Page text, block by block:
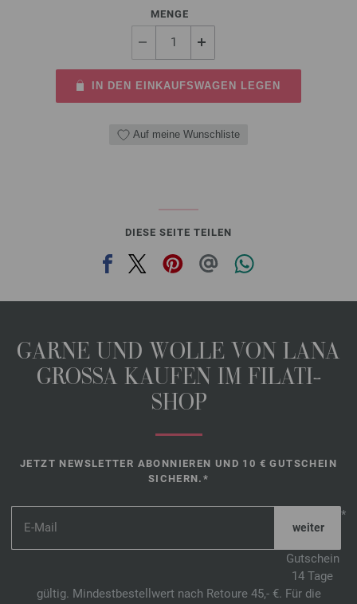
MENGE
IN DEN EINKAUFSWAGEN LEGEN
Auf meine Wunschliste
DIESE SEITE TEILEN
GARNE UND WOLLE VON LANA
GROSSA KAUFEN IM FILATI-
SHOP
JETZT NEWSLETTER ABONNIEREN UND 10 € GUTSCHEIN
SICHERN.*
*
Gutschein
14 Tage
gültig. Mindestbestellwert nach Retoure 45,- €. Für die